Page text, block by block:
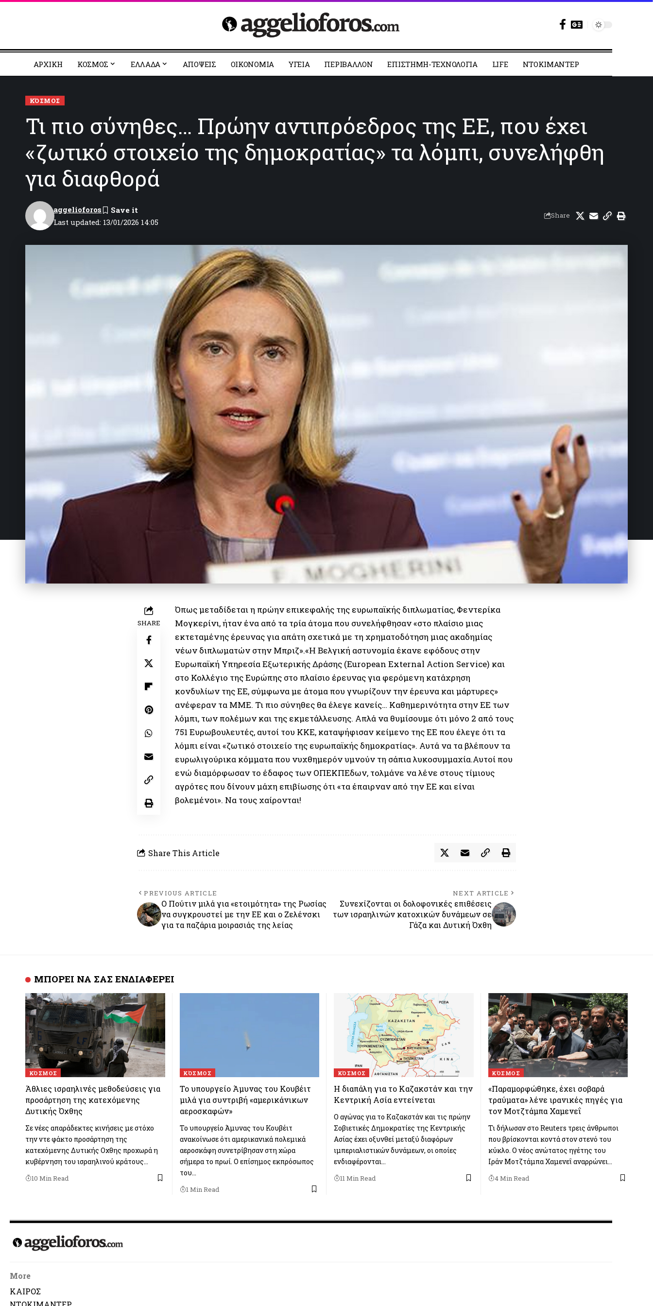
ΑΡΧΙΚΗ ΚΟΣΜΟΣ EΛΛΑΔΑ ΑΠΟΨΕΙΣ ΟΙΚΟΝΟΜΙΑ YΓΕΙΑ ΠΕΡΙΒΑΛΛΟΝ ΕΠΙΣΤΗΜΗ-ΤΕΧΝΟΛΟΓΙΑ LIFE ΝΤΟΚΙΜΑΝΤΕΡ
ΚΌΣΜΟΣ
Τι πιο σύνηθες… Πρώην αντιπρόεδρος της ΕΕ, που έχει
«ζωτικό στοιχείο της δημοκρατίας» τα λόμπι, συνελήφθη
για διαφθορά
Last updated: 13/01/2026 14:05
aggelioforos
Share
SHARE
Όπως μεταδίδεται η πρώην επικεφαλής της ευρωπαϊκής διπλωματίας, Φεντερίκα
Μογκερίνι, ήταν ένα από τα τρία άτομα που συνελήφθησαν «στο πλαίσιο μιας
εκτεταμένης έρευνας για απάτη σχετικά με τη χρηματοδότηση μιας ακαδημίας
νέων διπλωματών στην Μπριζ».«Η Βελγική αστυνομία έκανε εφόδους στην
Ευρωπαϊκή Υπηρεσία Εξωτερικής Δράσης (European External Action Service) και
στο Κολλέγιο της Ευρώπης στο πλαίσιο έρευνας για φερόμενη κατάχρηση
κονδυλίων της ΕΕ, σύμφωνα με άτομα που γνωρίζουν την έρευνα και μάρτυρες»
ανέφεραν τα ΜΜΕ. Τι πιο σύνηθες θα έλεγε κανείς… Καθημερινότητα στην ΕΕ των
λόμπι, των πολέμων και της εκμετάλλευσης. Απλά να θυμίσουμε ότι μόνο 2 από τους
751 Ευρωβουλευτές, αυτοί του ΚΚΕ, καταψήφισαν κείμενο της ΕΕ που έλεγε ότι τα
λόμπι είναι «ζωτικό στοιχείο της ευρωπαϊκής δημοκρατίας». Αυτά να τα βλέπουν τα
ευρωλιγούρικα κόμματα που νυχθημερόν υμνούν τη σάπια λυκοσυμμαχία.Αυτοί που
ενώ διαμόρφωσαν το έδαφος των ΟΠΕΚΠΕδων, τολμάνε να λένε στους τίμιους
αγρότες που δίνουν μάχη επιβίωσης ότι «τα έπαιρναν από την ΕΕ και είναι
βολεμένοι». Να τους χαίρονται!
Share This Article
PREVIOUS ARTICLE
Ο Πούτιν μιλά για «ετοιμότητα» της Ρωσίας
να συγκρουστεί με την ΕΕ και ο Ζελένσκι
για τα παζάρια μοιρασιάς της λείας
NEXT ARTICLE
Συνεχίζονται οι δολοφονικές επιθέσεις
των ισραηλινών κατοχικών δυνάμεων σε
Γάζα και Δυτική Όχθη
ΜΠΟΡΕΙ ΝΑ ΣΑΣ ΕΝΔΙΑΦΕΡΕΙ
ΚΌΣΜΟΣ
Άθλιες ισραηλινές μεθοδεύσεις για
προσάρτηση της κατεχόμενης
Δυτικής Όχθης
Σε νέες απαράδεκτες κινήσεις με στόχο
την ντε φάκτο προσάρτηση της
κατεχόμενης Δυτικής Οχθης προχωρά η
κυβέρνηση του ισραηλινού κράτους…
10 Min Read
ΚΌΣΜΟΣ
Το υπουργείο Άμυνας του Κουβέιτ
μιλά για συντριβή «αμερικάνικων
αεροσκαφών»
Το υπουργείο Άμυνας του Κουβέιτ
ανακοίνωσε ότι αμερικανικά πολεμικά
αεροσκάφη συνετρίβησαν στη χώρα
σήμερα το πρωί. Ο επίσημος εκπρόσωπος
του…
1 Min Read
ΚΌΣΜΟΣ
Η διαπάλη για το Καζακστάν και την
Κεντρική Ασία εντείνεται
Ο αγώνας για το Καζακστάν και τις πρώην
Σοβιετικές Δημοκρατίες της Κεντρικής
Ασίας έχει οξυνθεί μεταξύ διαφόρων
ιμπεριαλιστικών δυνάμεων, οι οποίες
ενδιαφέρονται…
11 Min Read
ΚΌΣΜΟΣ
«Παραμορφώθηκε, έχει σοβαρά
τραύματα» λένε ιρανικές πηγές για
τον Μοτζτάμπα Χαμενεΐ
Τι δήλωσαν στο Reuters τρεις άνθρωποι
που βρίσκονται κοντά στον στενό του
κύκλο. Ο νέος ανώτατος ηγέτης του
Ιράν Μοτζτάμπα Χαμενεΐ αναρρώνει…
4 Min Read
More
ΚΑΙΡΟΣ